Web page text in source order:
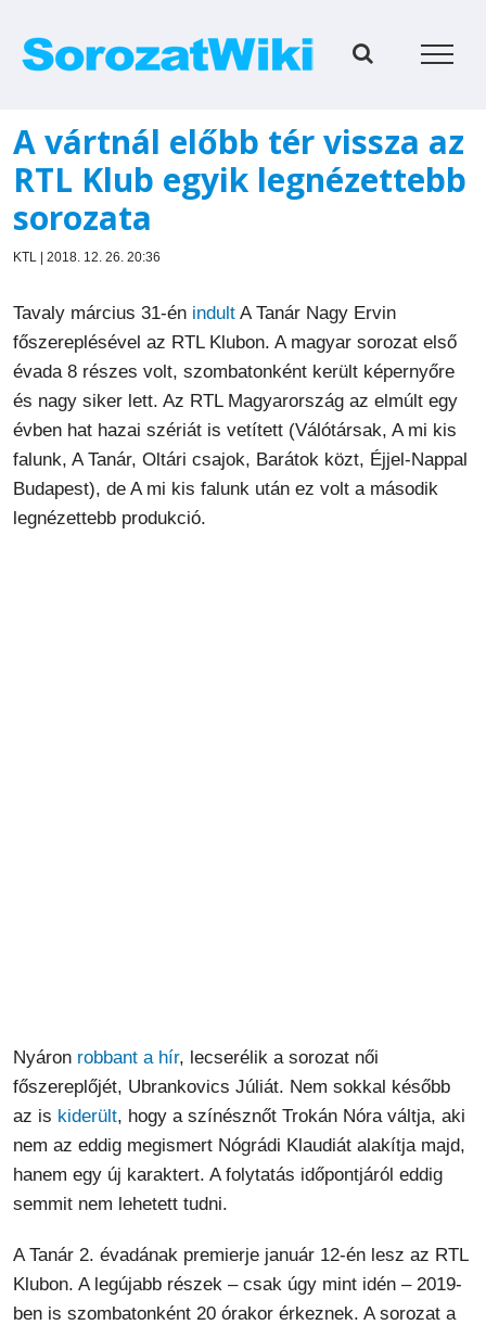
A vártnál előbb tér vissza az
RTL Klub egyik legnézettebb
sorozata
KTL | 2018. 12. 26. 20:36
Tavaly március 31-én indult A Tanár Nagy Ervin
főszereplésével az RTL Klubon. A magyar sorozat első
évada 8 részes volt, szombatonként került képernyőre
és nagy siker lett. Az RTL Magyarország az elmúlt egy
évben hat hazai szériát is vetített (Válótársak, A mi kis
falunk, A Tanár, Oltári csajok, Barátok közt, Éjjel-Nappal
Budapest), de A mi kis falunk után ez volt a második
legnézettebb produkció.
Nyáron robbant a hír, lecserélik a sorozat női
főszereplőjét, Ubrankovics Júliát. Nem sokkal később
az is kiderült, hogy a színésznőt Trokán Nóra váltja, aki
nem az eddig megismert Nógrádi Klaudiát alakítja majd,
hanem egy új karaktert. A folytatás időpontjáról eddig
semmit nem lehetett tudni.
A Tanár 2. évadának premierje január 12-én lesz az RTL
Klubon. A legújabb részek – csak úgy mint idén – 2019-
ben is szombatonként 20 órakor érkeznek. A sorozat a